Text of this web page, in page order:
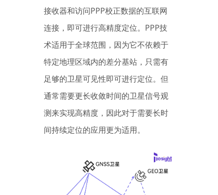
接收器和访问PPP校正数据的互联网
连接，即可进行高精度定位。PPP技
术适用于全球范围，因为它不依赖于
特定地理区域内的差分基站，只需有
足够的卫星可见性即可进行定位。但
通常需要更长收敛时间的卫星信号观
测来实现高精度，因此对于需要长时
间持续定位的应用更为适用。